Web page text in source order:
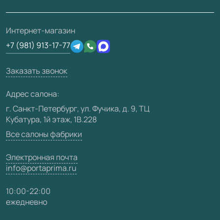
Техническая информация
Юридическая информация
Подготовка проемов
Сертификаты
Производство
Медиацентр
Видео
Карта сайта
Интернет-магазин
+7 (981) 913-17-77
Заказать звонок
Адрес салона:
г. Санкт-Петербург, ул. Фучика, д. 9, ТЦ
Кубатура, 1й этаж, 1В.228
Все салоны фабрики
Электронная почта
info@portaprima.ru
10:00-22:00
ежедневно